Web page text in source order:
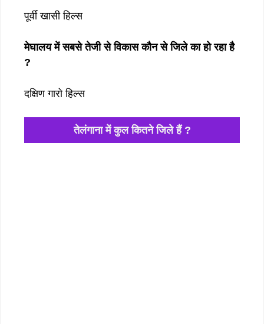
पूर्वी खासी हिल्स
मेघालय में सबसे तेजी से विकास कौन से जिले का हो रहा है
?
दक्षिण गारो हिल्स
तेलंगाना में कुल कितने जिले हैं ?